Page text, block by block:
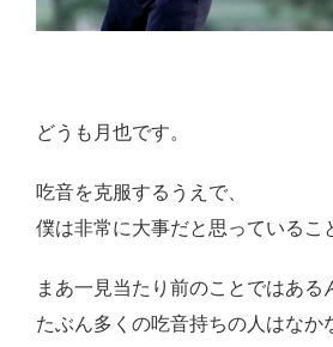
どうも月也です。
吃音を克服するうえで、
僕は非常に大事だと思っているこ
まあ一見当たり前のことではある
たぶん多くの吃音持ちの人はなか